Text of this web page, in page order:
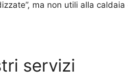
ma non utili alla
servizi